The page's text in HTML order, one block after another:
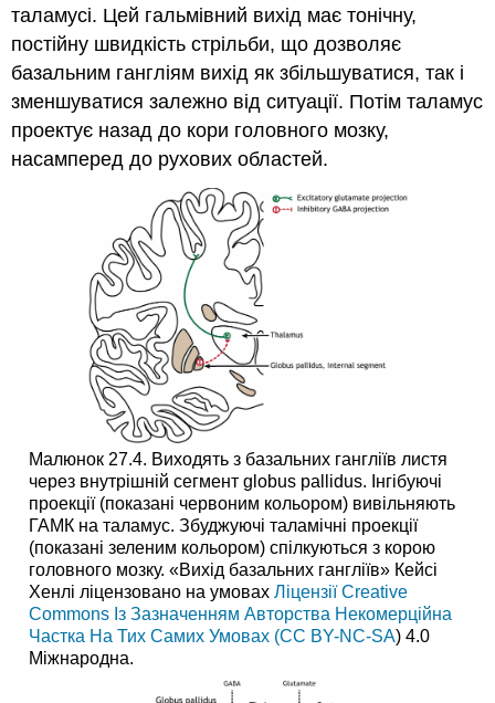
таламусі. Цей гальмівний вихід має тонічну,
постійну швидкість стрільби, що дозволяє
базальним гангліям вихід як збільшуватися, так і
зменшуватися залежно від ситуації. Потім таламус
проектує назад до кори головного мозку,
насамперед до рухових областей.
Малюнок 27.4. Виходять з базальних гангліїв листя
через внутрішній сегмент globus pallidus. Інгібуючі
проекції (показані червоним кольором) вивільняють
ГАМК на таламус. Збуджуючі таламічні проекції
(показані зеленим кольором) спілкуються з корою
головного мозку. «Вихід базальних гангліїв» Кейсі
Хенлі ліцензовано на умовах Ліцензії Creative
Commons Із Зазначенням Авторства Некомерційна
Частка На Тих Самих Умовах (CC BY-NC-SA) 4.0
Міжнародна.